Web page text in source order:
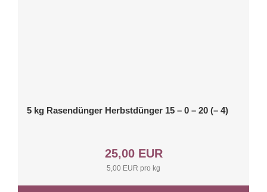
5 kg Rasendünger Herbstdünger 15 – 0 – 20 (– 4)
25,00 EUR
5,00 EUR pro kg